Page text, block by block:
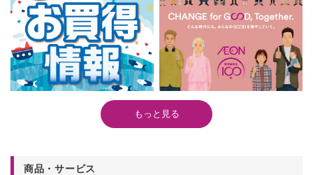
もっと見る
商品・サービス